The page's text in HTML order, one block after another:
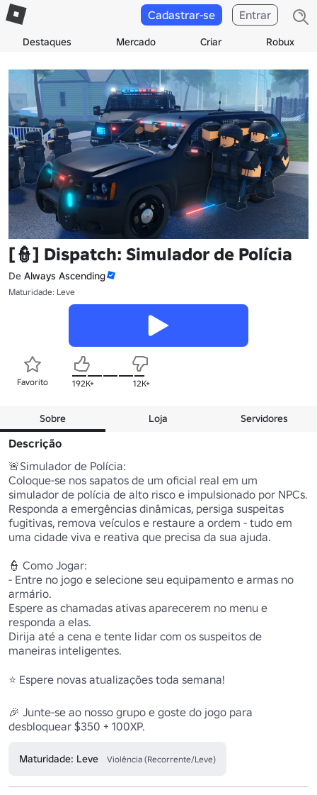
Destaques Mercado Criar Robux
Cadastrar-se Entrar
[👮] Dispatch: Simulador de Polícia
De Always Ascending
Maturidade: Leve
Favorito 192K+ 12K+
Sobre Loja Servidores
Descrição
🚨Simulador de Polícia:
Coloque-se nos sapatos de um oficial real em um
simulador de polícia de alto risco e impulsionado por NPCs.
Responda a emergências dinâmicas, persiga suspeitas
fugitivas, remova veículos e restaure a ordem - tudo em
uma cidade viva e reativa que precisa da sua ajuda.
👮 Como Jogar:
- Entre no jogo e selecione seu equipamento e armas no
armário.
Espere as chamadas ativas aparecerem no menu e
responda a elas.
Dirija até a cena e tente lidar com os suspeitos de
maneiras inteligentes.
⭐ Espere novas atualizações toda semana!
🎉 Junte-se ao nosso grupo e goste do jogo para
Maturidade: Leve Violência (Recorrente/Leve)